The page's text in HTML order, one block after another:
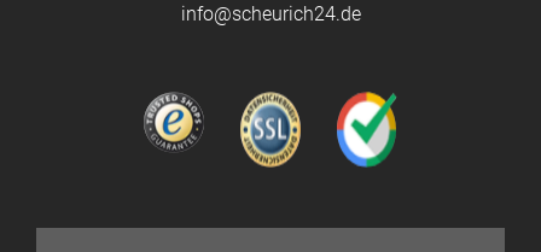
info@scheurich24.de